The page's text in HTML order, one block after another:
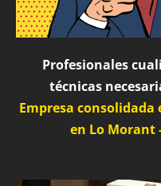
Profesionales
técnicas
Empresa consolidada
en Lo Morant